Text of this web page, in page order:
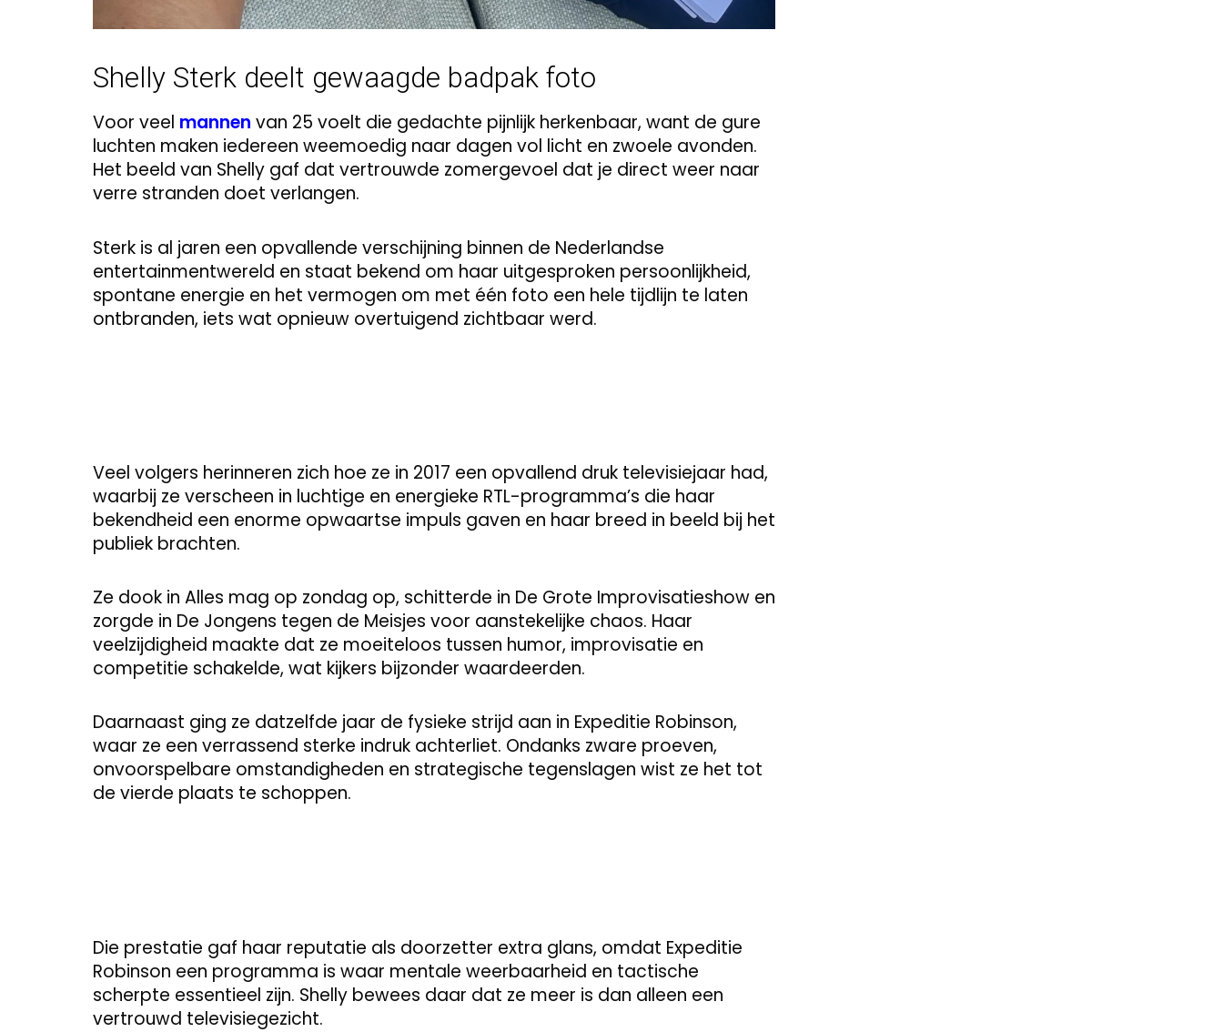
Shelly Sterk deelt gewaagde badpak foto
Voor veel mannen van 25 voelt die gedachte pijnlijk herkenbaar, want de gure
luchten maken iedereen weemoedig naar dagen vol licht en zwoele avonden.
Het beeld van Shelly gaf dat vertrouwde zomergevoel dat je direct weer naar
verre stranden doet verlangen.
Sterk is al jaren een opvallende verschijning binnen de Nederlandse
entertainmentwereld en staat bekend om haar uitgesproken persoonlijkheid,
spontane energie en het vermogen om met één foto een hele tijdlijn te laten
ontbranden, iets wat opnieuw overtuigend zichtbaar werd.
Veel volgers herinneren zich hoe ze in 2017 een opvallend druk televisiejaar had,
waarbij ze verscheen in luchtige en energieke RTL-programma’s die haar
bekendheid een enorme opwaartse impuls gaven en haar breed in beeld bij het
publiek brachten.
Ze dook in Alles mag op zondag op, schitterde in De Grote Improvisatieshow en
zorgde in De Jongens tegen de Meisjes voor aanstekelijke chaos. Haar
veelzijdigheid maakte dat ze moeiteloos tussen humor, improvisatie en
competitie schakelde, wat kijkers bijzonder waardeerden.
Daarnaast ging ze datzelfde jaar de fysieke strijd aan in Expeditie Robinson,
waar ze een verrassend sterke indruk achterliet. Ondanks zware proeven,
onvoorspelbare omstandigheden en strategische tegenslagen wist ze het tot
de vierde plaats te schoppen.
Die prestatie gaf haar reputatie als doorzetter extra glans, omdat Expeditie
Robinson een programma is waar mentale weerbaarheid en tactische
scherpte essentieel zijn. Shelly bewees daar dat ze meer is dan alleen een
vertrouwd televisiegezicht.